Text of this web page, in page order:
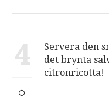
4
Servera den
det brynta
citronricotta!